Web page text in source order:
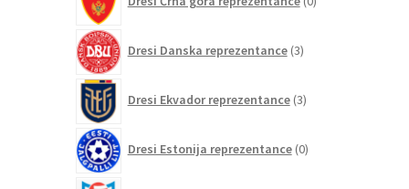
izdelkov
Dresi Danska reprezentance 3izdelki
Dresi Ekvador reprezentance 3izdelki
Dresi Estonija reprezentance 0izdelkov